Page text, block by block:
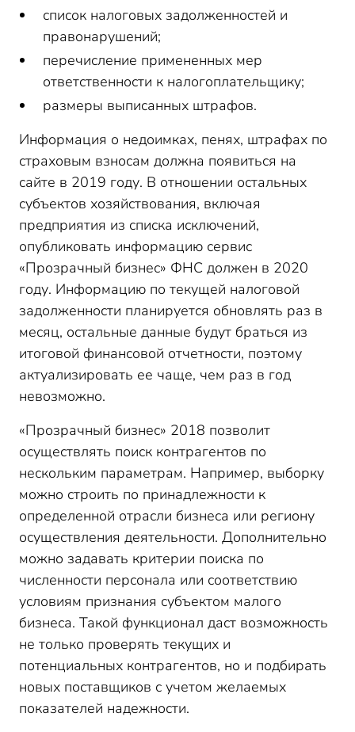
список налоговых задолженностей и
правонарушений;
перечисление примененных мер
ответственности к налогоплательщику;
размеры выписанных штрафов.
Информация о недоимках, пенях, штрафах по
страховым взносам должна появиться на
сайте в 2019 году. В отношении остальных
субъектов хозяйствования, включая
предприятия из списка исключений,
опубликовать информацию сервис
«Прозрачный бизнес» ФНС должен в 2020
году. Информацию по текущей налоговой
задолженности планируется обновлять раз в
месяц, остальные данные будут браться из
итоговой финансовой отчетности, поэтому
актуализировать ее чаще, чем раз в год
невозможно.
«Прозрачный бизнес» 2018 позволит
осуществлять поиск контрагентов по
нескольким параметрам. Например, выборку
можно строить по принадлежности к
определенной отрасли бизнеса или региону
осуществления деятельности. Дополнительно
можно задавать критерии поиска по
численности персонала или соответствию
условиям признания субъектом малого
бизнеса. Такой функционал даст возможность
не только проверять текущих и
потенциальных контрагентов, но и подбирать
новых поставщиков с учетом желаемых
показателей надежности.